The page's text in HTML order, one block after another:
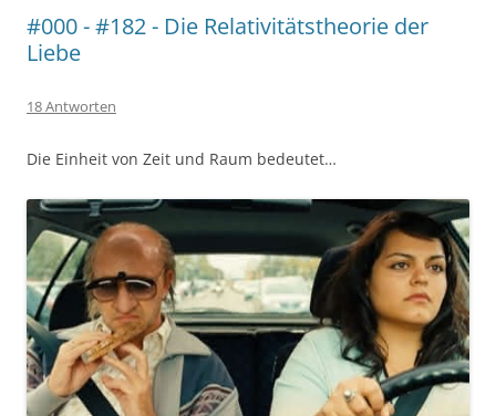
#000 - #182 - Die Relativitätstheorie der
Liebe
18 Antworten
Die Einheit von Zeit und Raum bedeutet…